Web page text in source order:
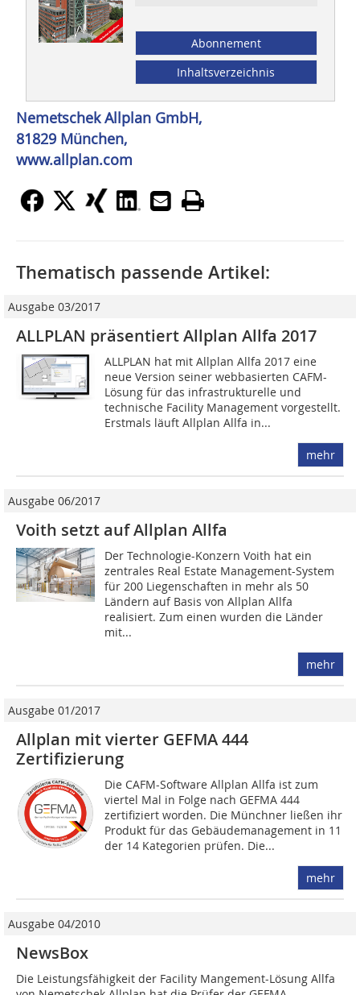
Abonnement
Inhaltsverzeichnis
Nemetschek Allplan GmbH,
81829 München,
www.allplan.com
Thematisch passende Artikel:
Ausgabe 03/2017
ALLPLAN präsentiert Allplan Allfa 2017
ALLPLAN hat mit Allplan Allfa 2017 eine
neue Version seiner webbasierten CAFM-
Lösung für das infrastrukturelle und
technische Facility Management vorgestellt.
Erstmals läuft Allplan Allfa in...
mehr
Ausgabe 06/2017
Voith setzt auf Allplan Allfa
Der Technologie-Konzern Voith hat ein
zentrales Real ­Estate Management-System
für 200 Liegenschaften in mehr als 50
Ländern auf Basis von Allplan Allfa
realisiert. Zum einen wurden die Länder
mit...
mehr
Ausgabe 01/2017
Allplan mit vierter GEFMA 444
Zertifizierung
Die CAFM-Software Allplan Allfa ist zum
viertel Mal in Folge nach GEFMA 444
zertifiziert worden. Die Münchner ließen ihr
Produkt für das Gebäudemanagement in 11
der 14 Kategorien prüfen. Die...
mehr
Ausgabe 04/2010
NewsBox
Die Leistungsfähigkeit der Facility Mangement-Lösung Allfa